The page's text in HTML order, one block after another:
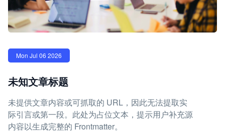
Mon Jul 06 2026
未知文章标题
未提供文章内容或可抓取的 URL，因此无法提取实
际引言或第一段。此处为占位文本，提示用户补充源
内容以生成完整的 Frontmatter。